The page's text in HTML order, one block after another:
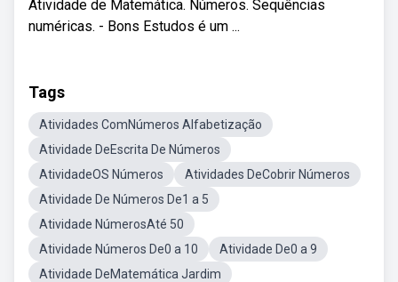
Atividade de Matemática. Números. Sequências
numéricas. - Bons Estudos é um ...
Tags
Atividades ComNúmeros Alfabetização
Atividade DeEscrita De Números
AtividadeOS Números
Atividades DeCobrir Números
Atividade De Números De1 a 5
Atividade NúmerosAté 50
Atividade Números De0 a 10
Atividade De0 a 9
Atividade DeMatemática Jardim